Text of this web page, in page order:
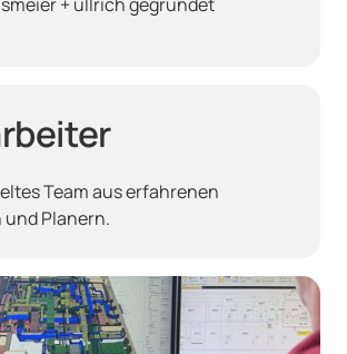
Team aus erfahrenen
Planern.